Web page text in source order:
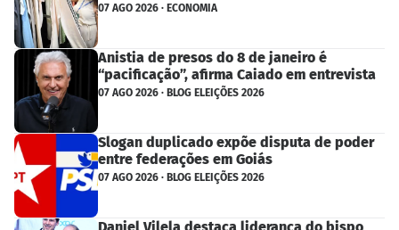
07 AGO 2026 · ECONOMIA
Anistia de presos do 8 de janeiro é
“pacificação”, afirma Caiado em entrevista
07 AGO 2026 · BLOG ELEIÇÕES 2026
Slogan duplicado expõe disputa de poder
entre federações em Goiás
07 AGO 2026 · BLOG ELEIÇÕES 2026